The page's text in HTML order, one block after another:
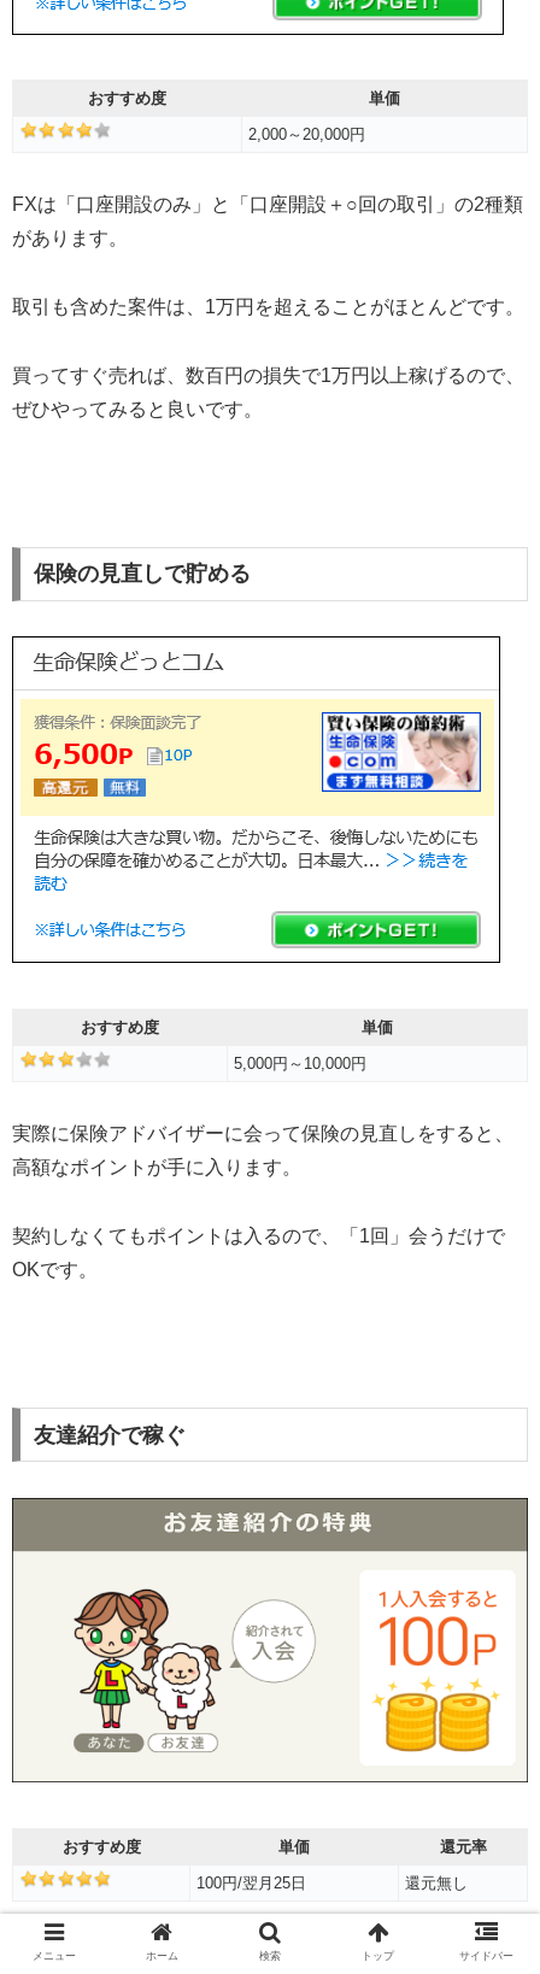
おすすめ度
単価
2,000～20,000円
FXは「口座開設のみ」と「口座開設＋○回の取引」の2種類
があります。
取引も含めた案件は、1万円を超えることがほとんどです。
買ってすぐ売れば、数百円の損失で1万円以上稼げるので、
ぜひやってみると良いです。
保険の見直しで貯める
おすすめ度
単価
5,000円～10,000円
実際に保険アドバイザーに会って保険の見直しをすると、
高額なポイントが手に入ります。
契約しなくてもポイントは入るので、「1回」会うだけで
OKです。
友達紹介で稼ぐ
おすすめ度 単価
還元率
100円/翌月25日
還元無し
ライフメディアで友達紹介は出来ますが、友達が稼いだポ
メニュー ホーム 検索 トップ サイドバー